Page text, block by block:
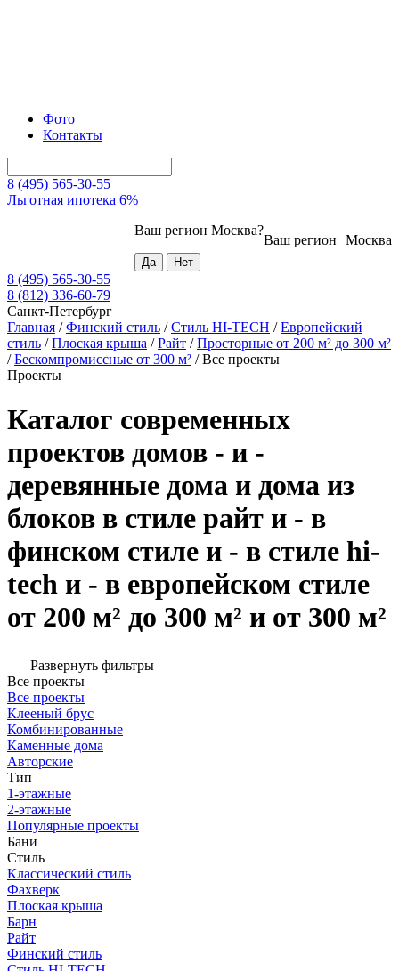
Фото
Контакты
8 (495) 565-30-55
Льготная ипотека 6%
Москва
Ваш регион
Ваш регион Москва?
8 (495) 565-30-55
8 (812) 336-60-79
Санкт-Петербург
Главная /Финский стиль /Стиль HI-TECH /Европейский
стиль /Плоская крыша /Райт /Просторные от 200 м² до 300 м²
/Бескомпромиссные от 300 м² /Все проекты
Проекты
Каталог современных
проектов домов - и -
деревянные дома и дома из
блоков в стиле райт и - в
финском стиле и - в стиле hi-
tech и - в европейском стиле
от 200 м² до 300 м² и от 300 м²
Развернуть фильтры
Все проекты
Все проекты
Клееный брус
Комбинированные
Каменные дома
Авторские
Тип
1-этажные
2-этажные
Популярные проекты
Бани
Стиль
Классический стиль
Фахверк
Плоская крыша
Барн
Райт
Финский стиль